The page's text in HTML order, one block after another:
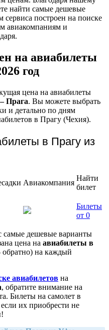
найти самые дешевые
сервиса построен на поиске
авиакомпаниям и
на авиабилеты
год
цена на авиабилеты
Прага. Вы можете выбрать
и детально по дням
в Прагу (Чехия).
в Прагу из
Авиакомпания
Найти
билет
Билеты
от 0
дешевые варианты
цена на авиабилеты в
обратно) на каждый
авиабилетов на
, обратите внимание на
Билеты на самолет в
их приобрести не